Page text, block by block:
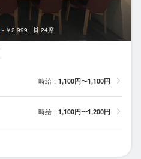
～￥2,999 24席
時給： 1,100円〜1,100円
時給： 1,100円〜1,200円